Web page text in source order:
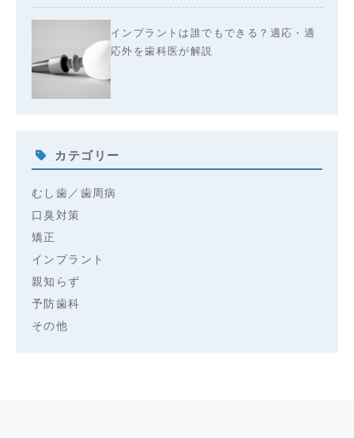
インプラントは誰でもできる？適応・適
応外を歯科医が解説
カテゴリー
むし歯／歯周病
口臭対策
矯正
インプラント
親知らず
予防歯科
その他